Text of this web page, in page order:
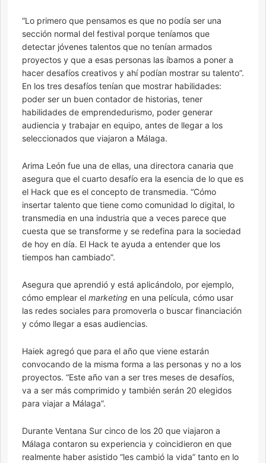
“Lo primero que pensamos es que no podía ser una
sección normal del festival porque teníamos que
detectar jóvenes talentos que no tenían armados
proyectos y que a esas personas las íbamos a poner a
hacer desafíos creativos y ahí podían mostrar su talento”.
En los tres desafíos tenían que mostrar habilidades:
poder ser un buen contador de historias, tener
habilidades de emprendedurismo, poder generar
audiencia y trabajar en equipo, antes de llegar a los
seleccionados que viajaron a Málaga.
Arima León fue una de ellas, una directora canaria que
asegura que el cuarto desafío era la esencia de lo que es
el Hack que es el concepto de transmedia. “Cómo
insertar talento que tiene como comunidad lo digital, lo
transmedia en una industria que a veces parece que
cuesta que se transforme y se redefina para la sociedad
de hoy en día. El Hack te ayuda a entender que los
tiempos han cambiado”.
Asegura que aprendió y está aplicándolo, por ejemplo,
cómo emplear el marketing en una película, cómo usar
las redes sociales para promoverla o buscar financiación
y cómo llegar a esas audiencias.
Haiek agregó que para el año que viene estarán
convocando de la misma forma a las personas y no a los
proyectos. “Este año van a ser tres meses de desafíos,
va a ser más comprimido y también serán 20 elegidos
para viajar a Málaga”.
Durante Ventana Sur cinco de los 20 que viajaron a
Málaga contaron su experiencia y coincidieron en que
realmente haber asistido “les cambió la vida” tanto en lo